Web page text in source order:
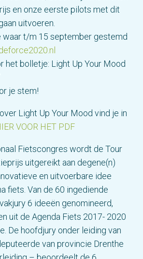
en onze eerste pilots met dit
uitvoeren.
waar t/m 15 september gestemd
het bolletje: Light Up Your Mood
je stem!
Light Up Your Mood vind je in
VOOR HET PDF
Fietscongres wordt de Tour
uitgereikt aan degene(n)
en uitvoerbare idee
fiets. Van de 60 ingediende
6 ideeën genomineerd,
uit de Agenda Fiets 2017- 2020
De hoofdjury onder leiding van
van provincie Drenthe